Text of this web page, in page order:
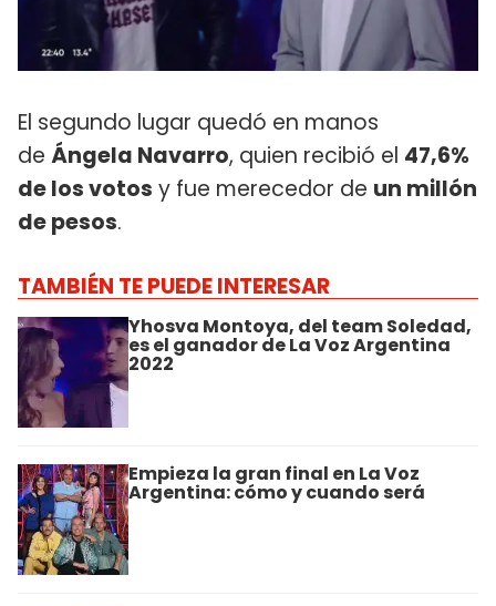
El segundo lugar quedó en manos
de Ángela Navarro, quien recibió el 47,6%
de los votos y fue merecedor de un millón
de pesos.
TAMBIÉN TE PUEDE INTERESAR
Yhosva Montoya, del team Soledad,
es el ganador de La Voz Argentina
2022
Empieza la gran final en La Voz
Argentina: cómo y cuando será